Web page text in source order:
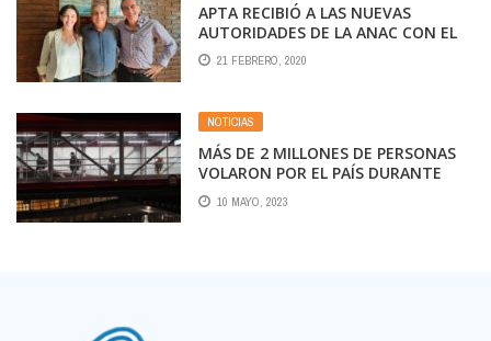
APTA RECIBIÓ A LAS NUEVAS
AUTORIDADES DE LA ANAC CON EL
OBJETIVO DE MEJORAR EL ACCIONAR
DEL ORGANISMO AEROCOMERCIAL
21 FEBRERO, 2020
NOTICIAS
MÁS DE 2 MILLONES DE PERSONAS
VOLARON POR EL PAÍS DURANTE
ABRIL10 MAYO, 2023